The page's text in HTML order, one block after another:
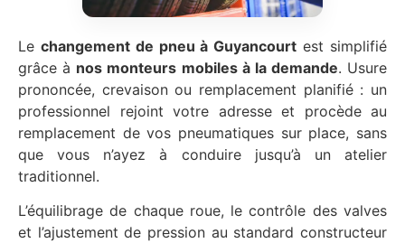
Le changement de pneu à Guyancourt est simplifié
grâce à nos monteurs mobiles à la demande. Usure
prononcée, crevaison ou remplacement planifié : un
professionnel rejoint votre adresse et procède au
remplacement de vos pneumatiques sur place, sans
que vous n’ayez à conduire jusqu’à un atelier
traditionnel.
L’équilibrage de chaque roue, le contrôle des valves
et l’ajustement de pression au standard constructeur